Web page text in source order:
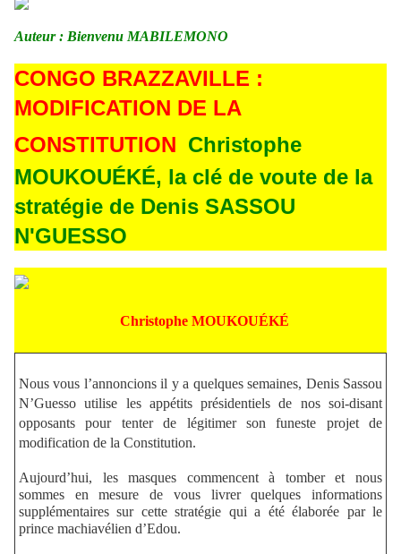
Auteur : Bienvenu MABILEMONO
CONGO BRAZZAVILLE :
MODIFICATION DE LA
CONSTITUTION Christophe
MOUKOUÉKÉ, la clé de voute de la
stratégie de Denis SASSOU
N'GUESSO
Christophe MOUKOUÉKÉ
Nous vous l’annoncions il y a quelques semaines, Denis Sassou
N’Guesso utilise les appétits présidentiels de nos soi-disant
opposants pour tenter de légitimer son funeste projet de
modification de la Constitution.
Aujourd’hui, les masques commencent à tomber et nous
sommes en mesure de vous livrer quelques informations
supplémentaires sur cette stratégie qui a été élaborée par le
prince machiavélien d’Edou.